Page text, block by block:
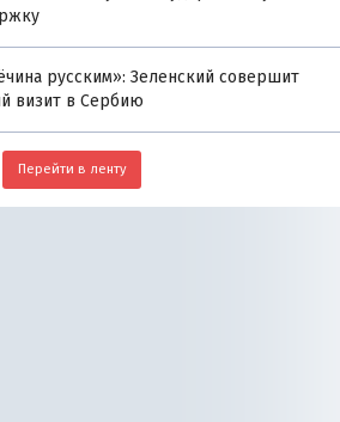
русским»: Зеленский совершит
визит в Сербию
Перейти в ленту